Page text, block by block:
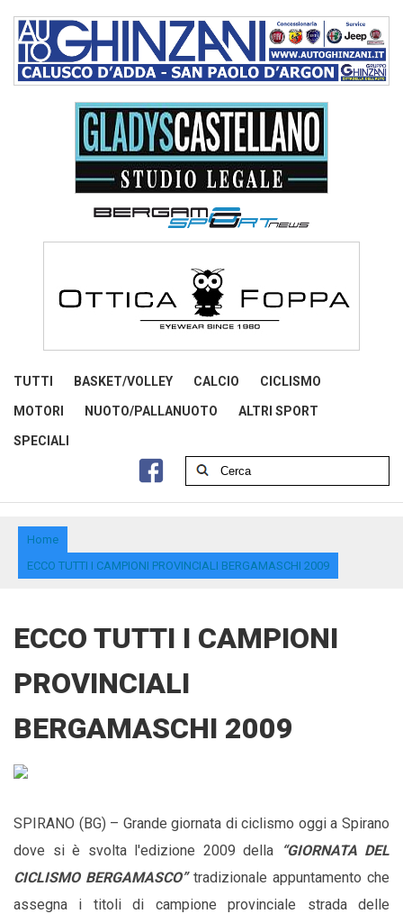
TUTTI BASKET/VOLLEY CALCIO CICLISMO
MOTORI NUOTO/PALLANUOTO ALTRI SPORT
SPECIALI
Home
ECCO TUTTI I CAMPIONI PROVINCIALI BERGAMASCHI 2009
ECCO TUTTI I CAMPIONI
PROVINCIALI
BERGAMASCHI 2009
SPIRANO (BG) – Grande giornata di ciclismo oggi a Spirano
dove si è svolta l'edizione 2009 della
“GIORNATA DEL
CICLISMO BERGAMASCO”tradizionale appuntamento che
assegna i titoli di campione provinciale strada delle